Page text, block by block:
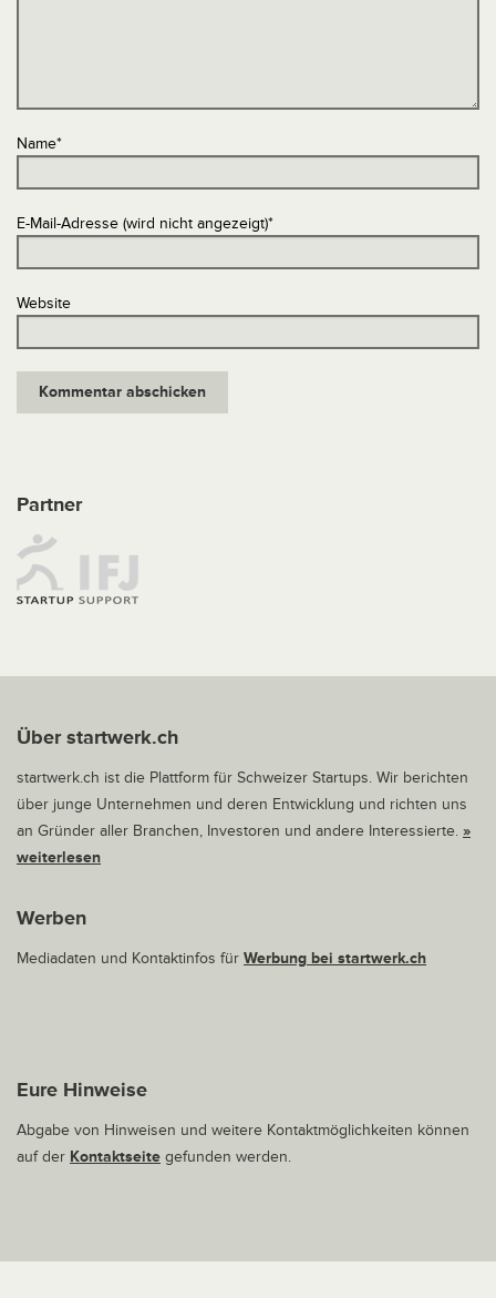
Name*
E-Mail-Adresse (wird nicht angezeigt)*
Website
Partner
Über startwerk.ch
startwerk.ch ist die Plattform für Schweizer Startups. Wir berichten
über junge Unternehmen und deren Entwicklung und richten uns
an Gründer aller Branchen, Investoren und andere Interessierte. »
weiterlesen
Werben
Mediadaten und Kontaktinfos für Werbung bei startwerk.ch
Eure Hinweise
Abgabe von Hinweisen und weitere Kontaktmöglichkeiten können
auf der Kontaktseite gefunden werden.